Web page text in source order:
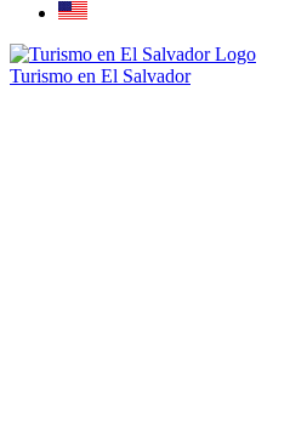
Turismo en El Salvador